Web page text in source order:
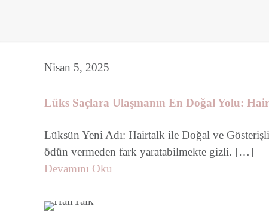
Nisan 5, 2025
Lüks Saçlara Ulaşmanın En Doğal Yolu:
Lüksün Yeni Adı: Hairtalk ile Doğal ve
ödün vermeden fark yaratabilmekte gizli. […]
Devamını Oku